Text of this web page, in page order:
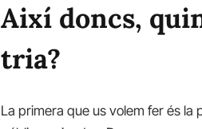
Així doncs,
tria?
La primera que us volem fer és la